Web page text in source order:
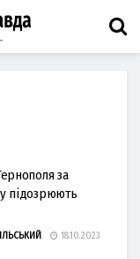
за
підозрюють
18.10.2023